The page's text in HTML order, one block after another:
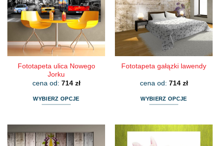
można
wybrać
na
stronie
produktu
można
wybrać
na
stronie
produktu
Fototapeta ulica Nowego
Jorku
cena od: 714 zł
WYBIERZ OPCJE
ma
wiele
Fototapeta gałązki lawendy
cena od: 714 zł
WYBIERZ OPCJE
ma